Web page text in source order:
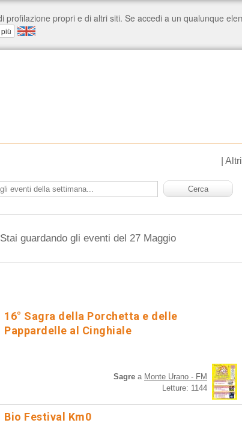
Altri
Stai guardando gli eventi del 27 Maggio
16° Sagra della Porchetta e delle
Pappardelle al Cinghiale
Sagre a Monte Urano - FM
Letture: 1144
Bio Festival Km0